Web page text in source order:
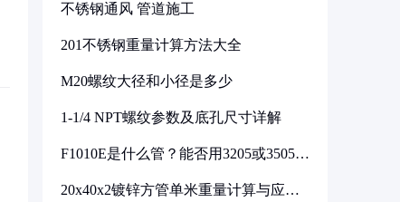
不锈钢通风 管道施工
201不锈钢重量计算方法大全
M20螺纹大径和小径是多少
1-1/4 NPT螺纹参数及底孔尺寸详解
F1010E是什么管？能否用3205或3505代
20x40x2镀锌方管单米重量计算与应用